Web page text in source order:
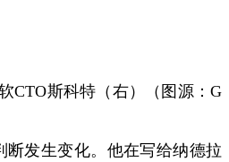
CTO斯科特（右）（图源：G
断发生变化。他在写给纳德拉